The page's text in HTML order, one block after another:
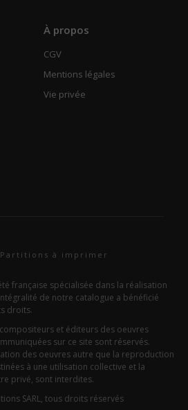
À propos
CGV
Mentions légales
Vie privée
Partitions à imprimer
française spécialisée dans la réalisation
de notre catalogue a bénéficié
droits.
et éditeurs des oeuvres
sur ce site sont réservés.
des oeuvres autre que la reproduction
à une utilisation collective et la
privé, sont interdites.
SARL, tous droits réservés